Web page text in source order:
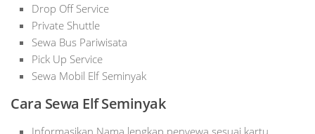
Drop Off Service
Private Shuttle
Sewa Bus Pariwisata
Pick Up Service
Sewa Mobil Elf Seminyak
Cara Sewa ElfSeminyak